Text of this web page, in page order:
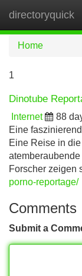
directoryquick
Home
1
Dinotube
Internet 88
Eine
Eine Reise in
Forscher zeigen
porno-reportage/
Comments
Submit a